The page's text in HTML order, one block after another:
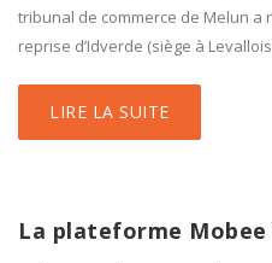
tribunal de commerce de Melun a
reprise d’Idverde (siège à
LIRE LA SUITE
La plateforme Mobee